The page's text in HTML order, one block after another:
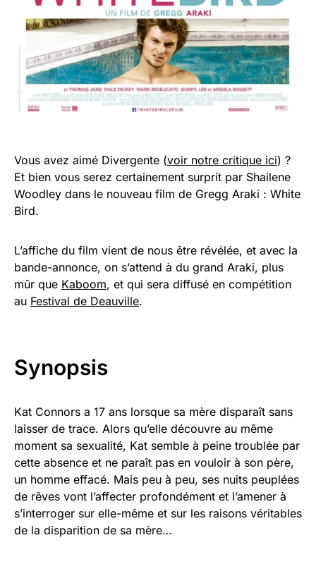
Vous avez aimé Divergente (voir notre critique ici) ?
Et bien vous serez certainement surprit par Shailene
Woodley dans le nouveau film de Gregg Araki : White
Bird.
L’affiche du film vient de nous être révélée, et avec la
bande-annonce, on s’attend à du grand Araki, plus
mûr que Kaboom, et qui sera diffusé en compétition
au Festival de Deauville.
Synopsis
Kat Connors a 17 ans lorsque sa mère disparaît sans
laisser de trace. Alors qu’elle découvre au même
moment sa sexualité, Kat semble à peine troublée par
cette absence et ne paraît pas en vouloir à son père,
un homme effacé. Mais peu à peu, ses nuits peuplées
de rêves vont l’affecter profondément et l’amener à
s’interroger sur elle-même et sur les raisons véritables
de la disparition de sa mère…